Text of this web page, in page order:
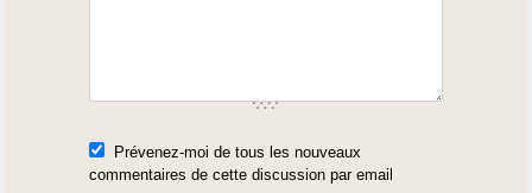
Prévenez-moi de tous les nouveaux
commentaires de cette discussion par email